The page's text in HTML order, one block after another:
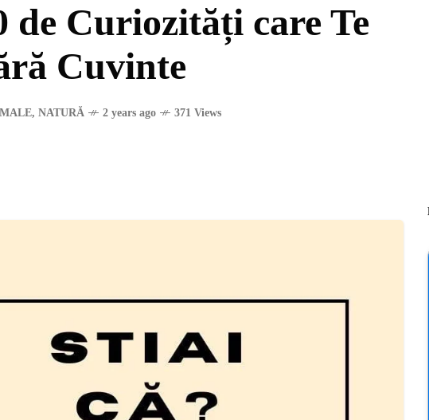
de Curiozități care Te
Cuvinte
, NATURĂ 2 years ago 371 Views